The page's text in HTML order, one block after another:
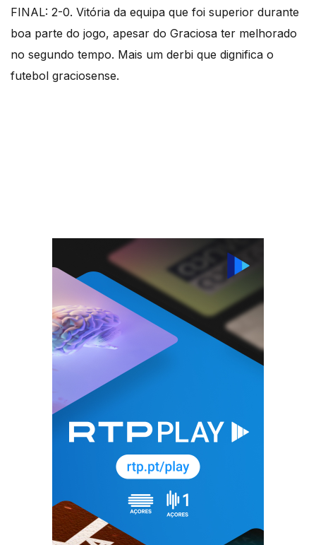
FINAL: 2-0. Vitória da equipa que foi superior durante
boa parte do jogo, apesar do Graciosa ter melhorado
no segundo tempo. Mais um derbi que dignifica o
futebol graciosense.